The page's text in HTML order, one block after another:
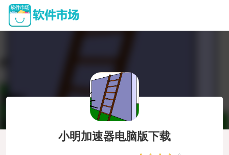
小明加速器电脑版下载